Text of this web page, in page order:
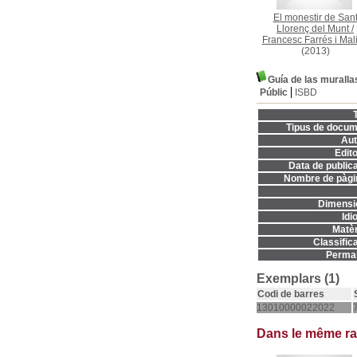
El monestir de Sant
Llorenç del Munt/
Francesc Farrés i
(2013)
Guía de las
Públic
ISBD
Tipus de
Data de
Nombre de
Exemplars (1)
Codi de barres
13010000022022
Dans le même